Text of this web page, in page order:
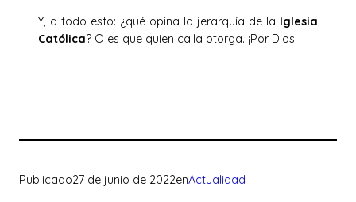
Y, a todo esto: ¿qué opina la jerarquía de la Iglesia
Católica? O es que quien calla otorga. ¡Por Dios!
Publicado27 de junio de 2022enActualidad